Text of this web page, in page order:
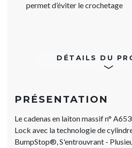
permet d’éviter le crochetage
DÉTAILS DU
PRÉSENTATION
Le cadenas en laiton massif n°
Lock avec la technologie de
BumpStop®, S'entrouvrant -